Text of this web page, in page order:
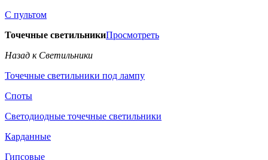
С пультом
Точечные светильникиПросмотреть
Назад к Светильники
Точечные светильники под лампу
Споты
Светодиодные точечные светильники
Карданные
Гипсовые